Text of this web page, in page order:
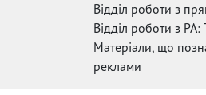
Відділ роботи з
Відділ роботи з
Матеріали, що
реклами